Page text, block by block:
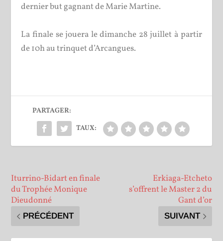
dernier but gagnant de Marie Martine.
La finale se jouera le dimanche 28 juillet à partir
de 10h au trinquet d’Arcangues.
PARTAGER:
TAUX:
Iturrino-Bidart en finale
du Trophée Monique
Dieudonné
PRÉCÉDENT
Erkiaga-Etcheto
s’offrent le Master 2 du
Gant d’or
SUIVANT